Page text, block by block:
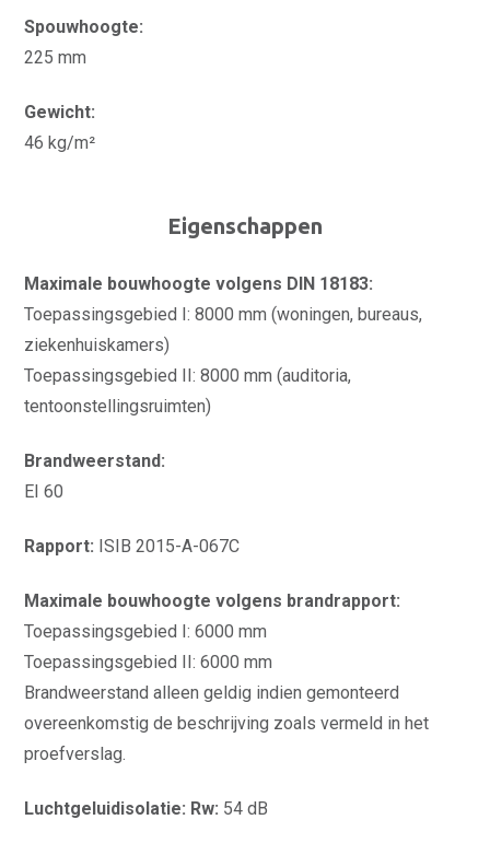
Spouwhoogte:
225 mm
Gewicht:
46 kg/m²
Eigenschappen
Maximale bouwhoogte volgens DIN 18183:
Toepassingsgebied I: 8000 mm (woningen, bureaus,
ziekenhuiskamers)
Toepassingsgebied II: 8000 mm (auditoria,
tentoonstellingsruimten)
Brandweerstand:
EI 60
Rapport: ISIB 2015-A-067C
Maximale bouwhoogte volgens brandrapport:
Toepassingsgebied I: 6000 mm
Toepassingsgebied II: 6000 mm
Brandweerstand alleen geldig indien gemonteerd
overeenkomstig de beschrijving zoals vermeld in het
proefverslag.
Luchtgeluidisolatie: Rw: 54 dB